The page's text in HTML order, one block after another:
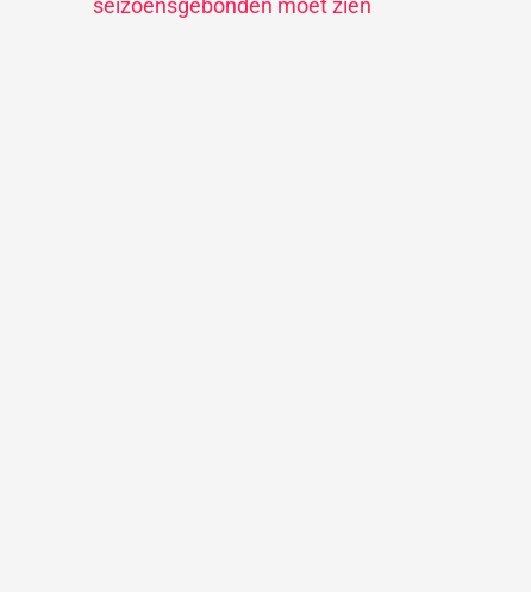
seizoensgebonden moet zien